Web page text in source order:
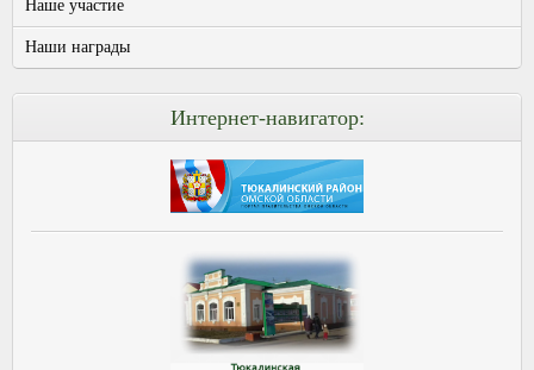
Наше участие
Наши награды
Интернет-навигатор: